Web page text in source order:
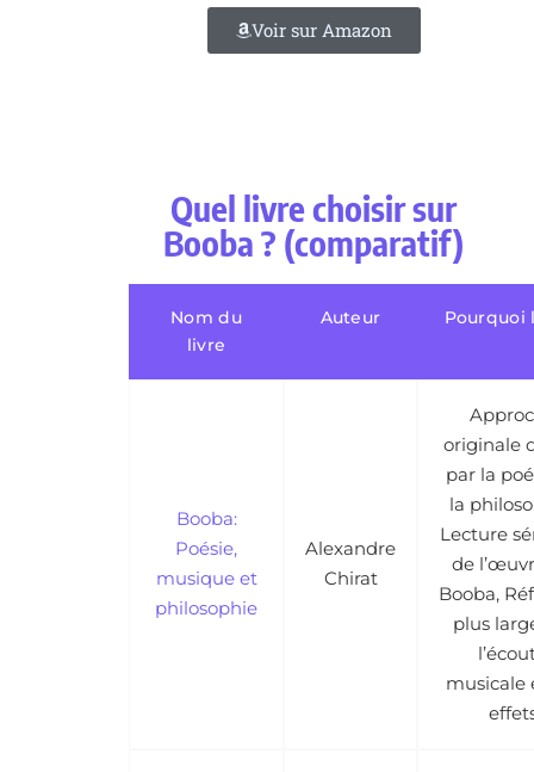
Voir sur Amazon
Quel livre choisir sur
Booba ? (comparatif)
Nom du
livre
Auteur Pourquoi
Booba:
Poésie,
musique et
philosophie
Alexandre
Chirat
originale
par la
la
Lecture
de
Booba,
plus
musicale